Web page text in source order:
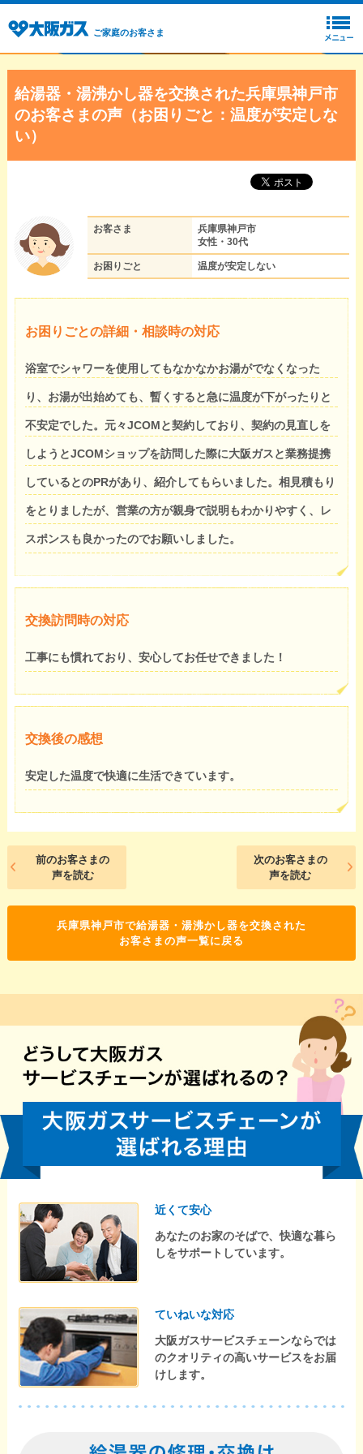
ご家庭のお客さま
給湯器・湯沸かし器を交換された兵庫県神戸市
のお客さまの声（お困りごと：温度が安定しな
い）
お客さま
兵庫県神戸市
女性・30代
お困りごと 温度が安定しない
お困りごとの詳細・相談時の対応
浴室でシャワーを使用してもなかなかお湯がでなくなった
り、お湯が出始めても、暫くすると急に温度が下がったりと
不安定でした。元々JCOMと契約しており、契約の見直しを
しようとJCOMショップを訪問した際に大阪ガスと業務提携
しているとのPRがあり、紹介してもらいました。相見積もり
をとりましたが、営業の方が親身で説明もわかりやすく、レ
スポンスも良かったのでお願いしました。
交換訪問時の対応
工事にも慣れており、安心してお任せできました！
交換後の感想
安定した温度で快適に生活できています。
前のお客さまの
声を読む
次のお客さまの
声を読む
兵庫県神戸市で給湯器・湯沸かし器を交換された
お客さまの声一覧に戻る
近くて安心
あなたのお家のそばで、快適な暮ら
しをサポートしています。
ていねいな対応
大阪ガスサービスチェーンならでは
のクオリティの高いサービスをお届
けします。